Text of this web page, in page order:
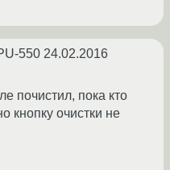
550 24.02.2016
почистил, пока кто
кнопку очистки не